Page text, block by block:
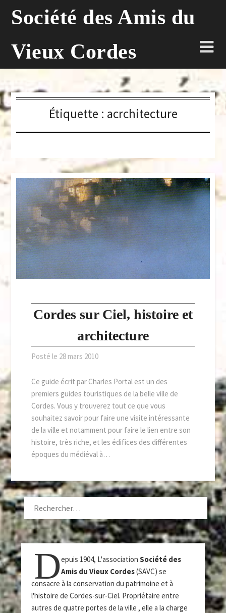
Société des Amis du
Vieux Cordes
Étiquette : acrchitecture
Cordes sur Ciel, histoire et
architecture
Posté le 28 mars 2010
Ce guide écrit par Charles Portal est un des
premiers guides touristiques de la belle ville de
Cordes. Vous y trouverez tout ce que vous
souhaitez savoir pour faire une visite intéressante
de la ville et notamment pour faire le lien entre son
histoire, très riche, et les édifices des différentes
époques du médiéval à…
RECHERCHER :
Depuis 1904, L'associationSociété des
Amis du Vieux Cordes(SAVC) se
consacre à la conservation du patrimoine et à
l'histoire de Cordes-sur-Ciel. Propriétaire entre
autres de quatre portes de la ville , elle a la charge